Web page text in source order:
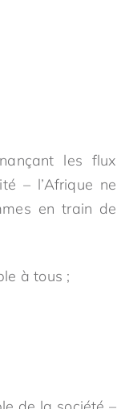
les flux
– l’Afrique ne
en train de
à tous ;